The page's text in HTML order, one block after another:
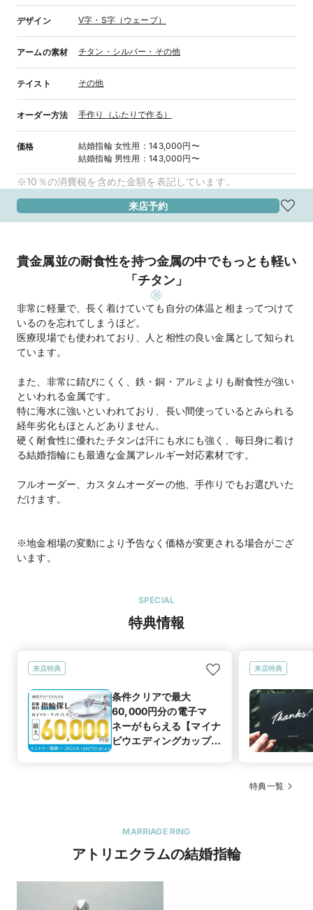
デザイン V字・S字（ウェーブ）
アームの素材 チタン・シルバー・その他
テイスト その他
オーダー方法 手作り（ふたりで作る）
価格 結婚指輪 女性用 ：143,000円〜
結婚指輪 男性用 ：143,000円〜
※10％の消費税を含めた金額を表記しています。
来店予約
貴金属並の耐食性を持つ金属の中でもっとも軽い
「チタン」
非常に軽量で、長く着けていても自分の体温と相まってつけて
いるのを忘れてしまうほど。
医療現場でも使われており、人と相性の良い金属として知られ
ています。
また、非常に錆びにくく、鉄・銅・アルミよりも耐食性が強い
といわれる金属です。
特に海水に強いといわれており、長い間使っているとみられる
経年劣化もほとんどありません。
硬く耐食性に優れたチタンは汗にも水にも強く、毎日身に着け
る結婚指輪にも最適な金属アレルギー対応素材です。
フルオーダー、カスタムオーダーの他、手作りでもお選びいた
だけます。
※地金相場の変動により予告なく価格が変更される場合がござ
います。
SPECIAL
特典情報
来店特典
条件クリアで最大
60,000円分の電子マ
ネーがもらえる【マイナ
ビウエディングカップル
来店特典
特典一覧
MARRIAGE RING
アトリエクラムの結婚指輪